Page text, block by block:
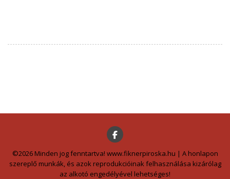
©2026 Minden jog fenntartva! www.fiknerpiroska.hu | A honlapon
szereplő munkák, és azok reprodukcióinak felhasználása kizárólag
az alkotó engedélyével lehetséges!